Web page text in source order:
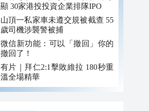
顯 30家港投投資企業排隊IPO
山頂一私家車未遵交規被截查 55
歲司機涉襲警被捕
微信新功能：可以「撤回」你的
撤回了！
有片｜拜仁2:1擊敗維拉 180秒重
溫全場精華